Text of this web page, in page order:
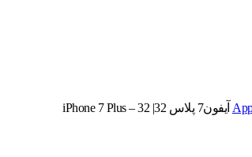
آیفون7 پلاس 32| iPhone 7 Plus – 32